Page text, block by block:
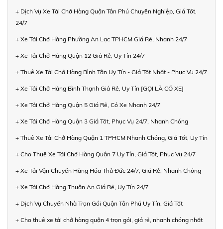
+ Dịch Vụ Xe Tải Chở Hàng Quận Tân Phú Chuyên Nghiệp, Giá Tốt,
24/7
+ Xe Tải Chở Hàng Phường An Lạc TPHCM Giá Rẻ, Nhanh 24/7
+ Xe Tải Chở Hàng Quận 12 Giá Rẻ, Uy Tín 24/7
+ Thuê Xe Tải Chở Hàng Bình Tân Uy Tín - Giá Tốt Nhất - Phục Vụ 24/7
+ Xe Tải Chở Hàng Bình Thạnh Giá Rẻ, Uy Tín [GỌI LÀ CÓ XE]
+ Xe Tải Chở Hàng Quận 5 Giá Rẻ, Có Xe Nhanh 24/7
+ Xe Tải Chở Hàng Quận 3 Giá Tốt, Phục Vụ 24/7, Nhanh Chóng
+ Thuê Xe Tải Chở Hàng Quận 1 TPHCM Nhanh Chóng, Giá Tốt, Uy Tín
+ Cho Thuê Xe Tải Chở Hàng Quận 7 Uy Tín, Giá Tốt, Phục Vụ 24/7
+ Xe Tải Vận Chuyển Hàng Hóa Thủ Đức 24/7, Giá Rẻ, Nhanh Chóng
+ Xe Tải Chở Hàng Thuận An Giá Rẻ, Uy Tín 24/7
+ Dịch Vụ Chuyển Nhà Trọn Gói Quận Tân Phú Uy Tín, Giá Tốt
+ Cho thuê xe tải chở hàng quận 4 trọn gói, giá rẻ, nhanh chóng nhất